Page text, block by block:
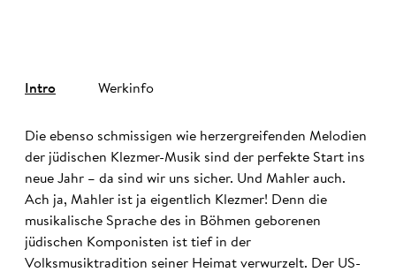
Intro Werkinfo
Die ebenso schmissigen wie herzergreifenden Melodien
der jüdischen Klezmer-Musik sind der perfekte Start ins
neue Jahr – da sind wir uns sicher. Und Mahler auch.
Ach ja, Mahler ist ja eigentlich Klezmer! Denn die
musikalische Sprache des in Böhmen geborenen
jüdischen Komponisten ist tief in der
Volksmusiktradition seiner Heimat verwurzelt. Der US-